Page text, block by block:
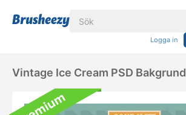
Logga in
Vintage Ice Cream PSD Bakgrund